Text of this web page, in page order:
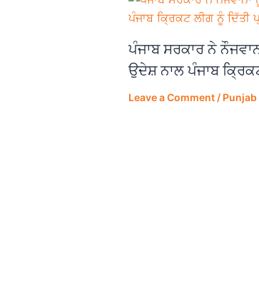
ਪੰਜਾਬ ਸਰਕਾਰ ਨੇ
ਉਦੇਸ਼ ਨਾਲ ਪੰਜਾਬ
Leave a Comment / Punjab